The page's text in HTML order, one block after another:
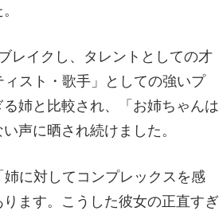
レイクし、タレントとしての才
スト・歌手」としての強いプ
姉と比較され、「お姉ちゃんは
声に晒され続けました。
に対してコンプレックスを感
ます。こうした彼女の正直すぎ